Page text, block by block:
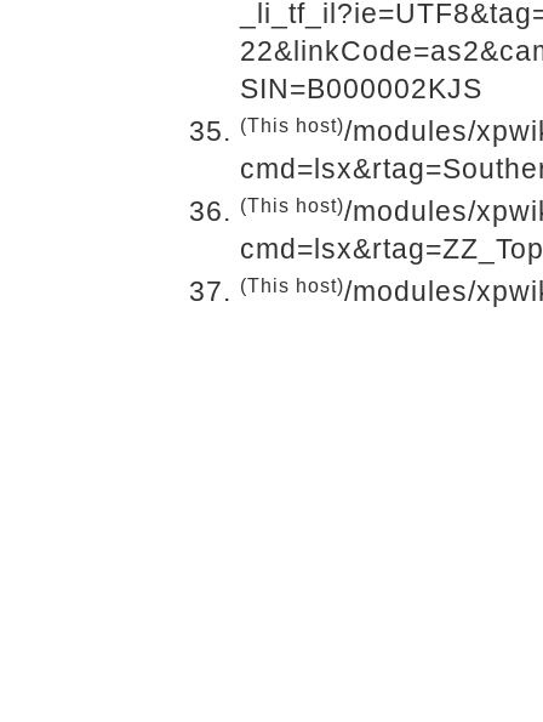
SIN=B000002KJS
(This host)/modules/
(This host)/modules/
cmd=lsx&rtag=ZZ_Top
(This host)/modules/